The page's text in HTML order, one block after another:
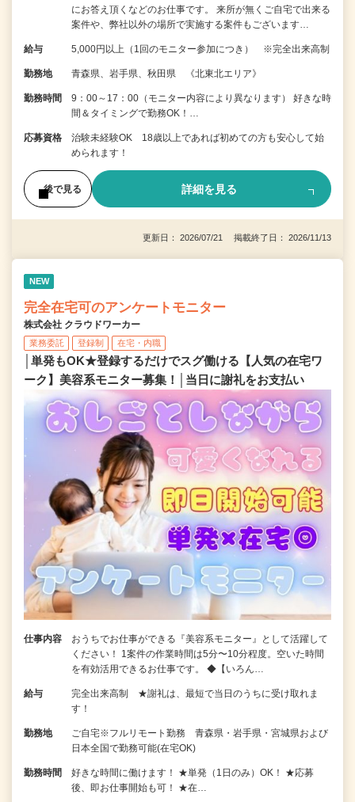
にお答え頂くなどのお仕事です。 来所が無くご自宅で出来る
案件や、弊社以外の場所で実施する案件もございます…
給与 5,000円以上（1回のモニター参加につき） ※完全出来高制
勤務地 青森県、岩手県、秋田県 《北東北エリア》
勤務時間
9：00～17：00（モニター内容により異なります） 好きな時
間＆タイミングで勤務OK！…
応募資格
治験未経験OK 18歳以上であれば初めての方も安心して始
められます！
後で見る 詳細を見る
更新日： 2026/07/21 掲載終了日： 2026/11/13
NEW
完全在宅可のアンケートモニター
株式会社 クラウドワーカー
業務委託 登録制 在宅・内職
│単発もOK★登録するだけでスグ働ける【人気の在宅ワ
ーク】美容系モニター募集！│当日に謝礼をお支払い
仕事内容
おうちでお仕事ができる『美容系モニター』として活躍して
ください！ 1案件の作業時間は5分〜10分程度。空いた時間
を有効活用できるお仕事です。 ◆【いろん…
給与
完全出来高制 ★謝礼は、最短で当日のうちに受け取れま
す！
勤務地
ご自宅※フルリモート勤務 青森県・岩手県・宮城県および
日本全国で勤務可能(在宅OK)
勤務時間
好きな時間に働けます！ ★単発（1日のみ）OK！ ★応募
後、即お仕事開始も可！ ★在…